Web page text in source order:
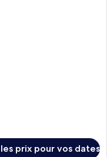
prix pour vos dates